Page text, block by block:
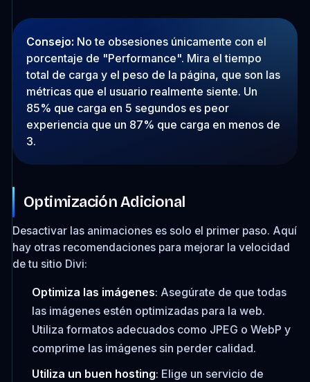
Consejo: No te obsesiones únicamente con el
porcentaje de "Performance". Mira el tiempo
total de carga y el peso de la página, que son las
métricas que el usuario realmente siente. Un
85% que carga en 5 segundos es peor
experiencia que un 87% que carga en menos de
3.
Optimización Adicional
Desactivar las animaciones es solo el primer paso. Aquí
hay otras recomendaciones para mejorar la velocidad
de tu sitio Divi:
Optimiza las imágenes: Asegúrate de que todas
las imágenes estén optimizadas para la web.
Utiliza formatos adecuados como JPEG o WebP y
comprime las imágenes sin perder calidad.
Utiliza un buen hosting: Elige un servicio de